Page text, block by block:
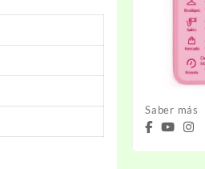
Saber más